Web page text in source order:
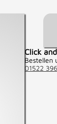
Click
Bestellen
01522